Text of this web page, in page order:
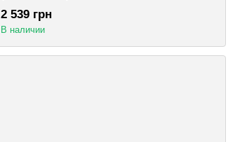
2 539 грн
В наличии